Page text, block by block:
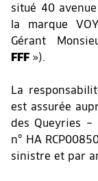
situé 40
la marque
Gérant
FFF »).
La
est assurée
des Queyries –
n° HA
sinistre et par